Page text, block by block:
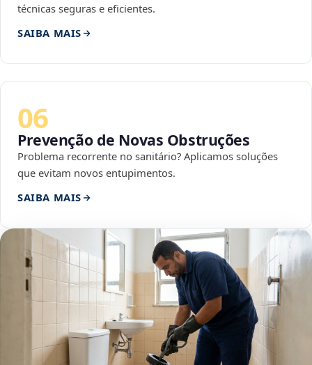
técnicas seguras e eficientes.
SAIBA MAIS
06
Prevenção de Novas Obstruções
Problema recorrente no sanitário? Aplicamos soluções
que evitam novos entupimentos.
SAIBA MAIS